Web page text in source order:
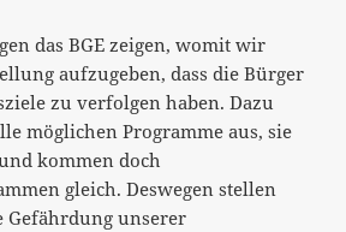
das BGE zeigen, womit wir
aufzugeben, dass die Bürger
zu verfolgen haben. Dazu
möglichen Programme aus, sie
kommen doch
gleich. Deswegen stellen
Gefährdung unserer